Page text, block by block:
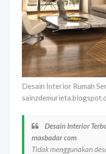
Desain Interior Rumah
Desain Interior
masbadar com
Tidak menggunakan